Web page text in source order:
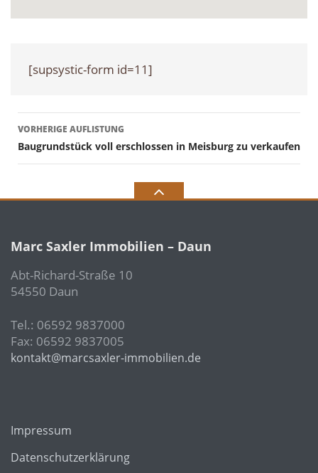
[supsystic-form id=11]
Listen
Navigation
VORHERIGE AUFLISTUNG
Baugrundstück voll erschlossen in Meisburg zu verkaufen
Marc Saxler Immobilien – Daun
Abt-Richard-Straße 10
54550 Daun
Tel.: 06592 9837000
Fax: 06592 9837005
kontakt@marcsaxler-immobilien.de
Impressum
Datenschutzerklärung